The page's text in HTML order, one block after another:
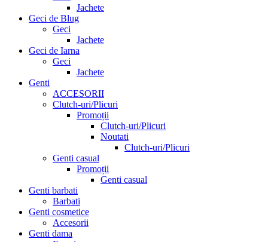
Jachete
Geci de Blug
Geci
Jachete
Geci de Iarna
Geci
Jachete
Genti
ACCESORII
Clutch-uri/Plicuri
Promoții
Clutch-uri/Plicuri
Noutati
Clutch-uri/Plicuri
Genti casual
Promoții
Genti casual
Genti barbati
Barbati
Genti cosmetice
Accesorii
Genti dama